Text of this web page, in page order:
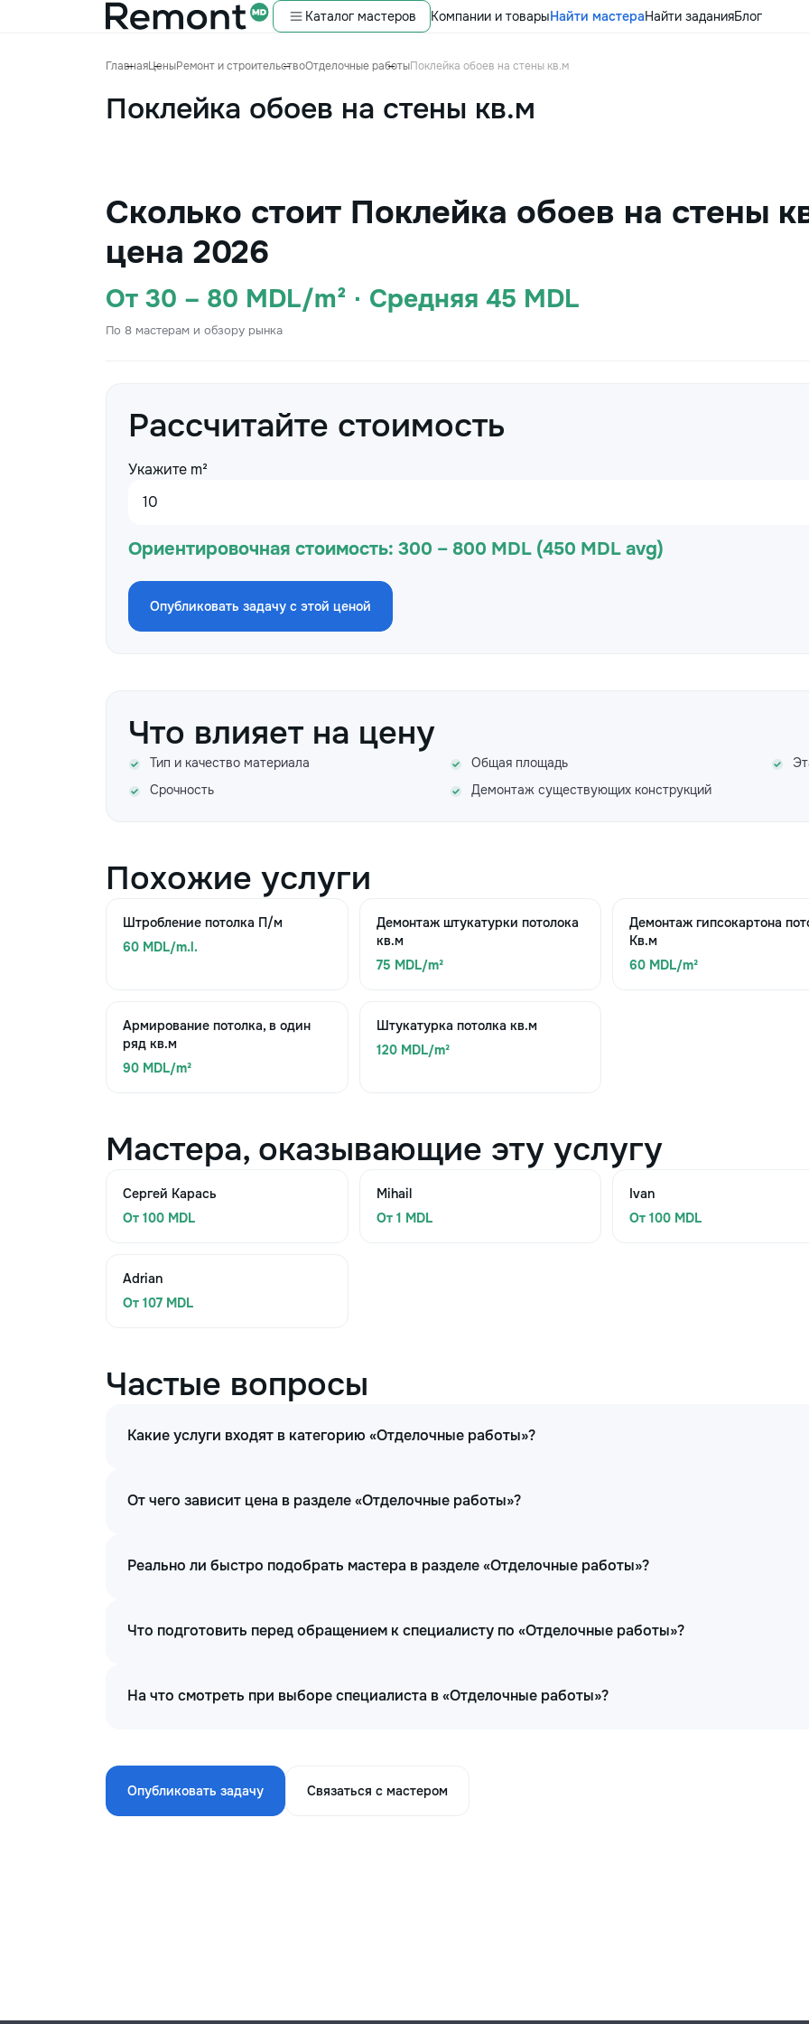
Каталог мастеров Компании и товарыНайти мастераНайти заданияБлог
ГлавнаяЦеныРемонт и строительствоОтделочные работыПоклейка обоев на стены кв.м
Поклейка обоев на стены кв.м
Сколько стоит Поклейка обоев на стены
цена 2026
От 30 – 80 MDL/m² · Средняя 45 MDL
По 8 мастерам и обзору рынка
Рассчитайте стоимость
Укажите m²
Ориентировочная стоимость: 300 – 800 MDL (450 MDL avg)
Опубликовать задачу с этой ценой
Что влияет на цену
Тип и качество материала Общая площадь
Срочность
Демонтаж существующих конструкций
Похожие услуги
Штробление потолка П/м
60 MDL/m.l.
Демонтаж штукатурки потолока
кв.м
75 MDL/m²
Демонтаж гипсокартона
Кв.м
60 MDL/m²
Армирование потолка, в один
ряд кв.м
90 MDL/m²
Штукатурка потолка кв.м
120 MDL/m²
Мастера, оказывающие эту услугу
Сергей Карась
От 100 MDL
Mihail
От 1 MDL
Ivan
От 100 MDL
Adrian
От 107 MDL
Частые вопросы
Какие услуги входят в категорию «Отделочные работы»?
От чего зависит цена в разделе «Отделочные работы»?
Реально ли быстро подобрать мастера в разделе «Отделочные работы»?
Что подготовить перед обращением к специалисту по «Отделочные работы»?
На что смотреть при выборе специалиста в «Отделочные работы»?
Опубликовать задачу Связаться с мастером